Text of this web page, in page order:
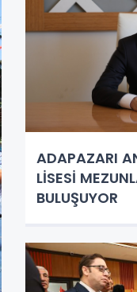
ADAPAZARI
LİSESİ
BULUŞUYOR